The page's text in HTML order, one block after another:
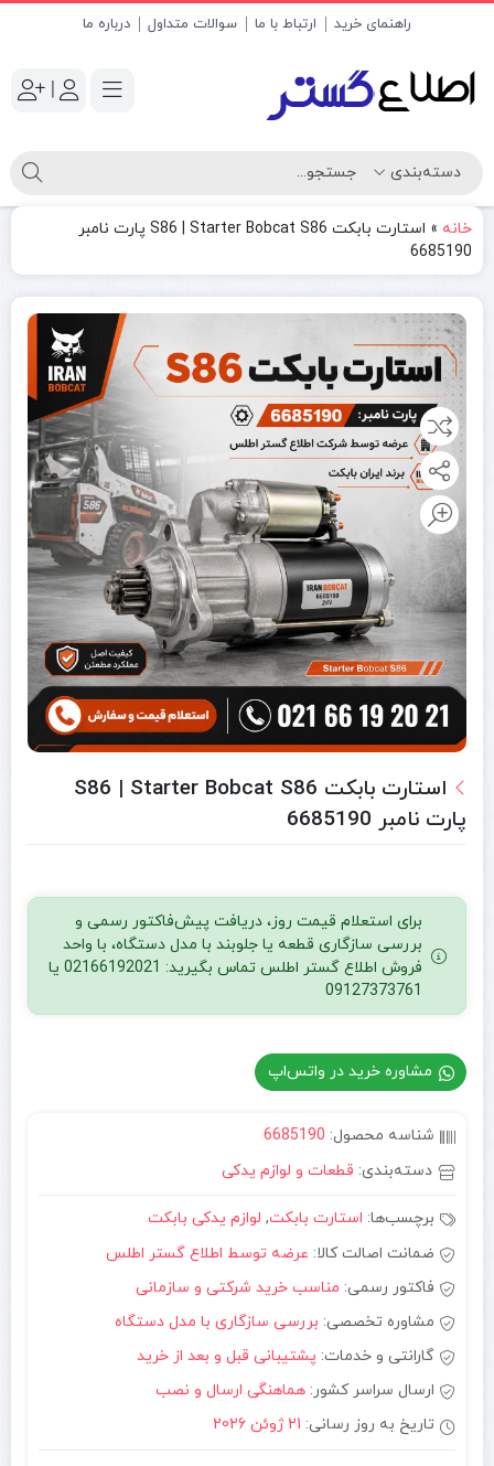
راهنمای خرید ارتباط با ما سوالات متداول درباره ما
|
خانه »
استارت بابکت S86 | Starter Bobcat S86 پارت نامبر
6685190
استارت بابکت S86 | Starter Bobcat S86
پارت نامبر 6685190
برای استعلام قیمت روز، دریافت پیش‌فاکتور رسمی و
بررسی سازگاری قطعه یا جلوبند با مدل دستگاه، با واحد
فروش اطلاع گستر اطلس تماس بگیرید: 02166192021 یا
09127373761
مشاوره خرید در واتس‌اپ
شناسه محصول: 6685190
دسته‌بندی: قطعات و لوازم یدکی
برچسب‌ها: استارت بابکت, لوازم یدکی بابکت
ضمانت اصالت کالا: عرضه توسط اطلاع گستر اطلس
فاکتور رسمی: مناسب خرید شرکتی و سازمانی
مشاوره تخصصی: بررسی سازگاری با مدل دستگاه
گارانتی و خدمات: پشتیبانی قبل و بعد از خرید
ارسال سراسر کشور: هماهنگی ارسال و نصب
تاریخ به روز رسانی: 21 ژوئن 2026